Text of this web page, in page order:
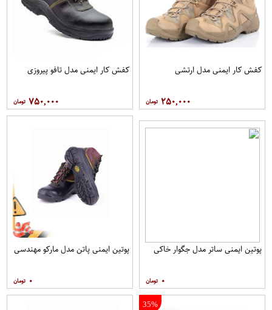
کفش کار ایمنی مدل ارتشی
۲۵۰,۰۰۰
کفش کار ایمنی مدل تافو پیروزی
۷۵۰,۰۰۰
پوتین ایمنی ساتر مدل جگوار خاکی
۰
پوتین ایمنی پاتن مدل مارکو مهندسی
۰
35%